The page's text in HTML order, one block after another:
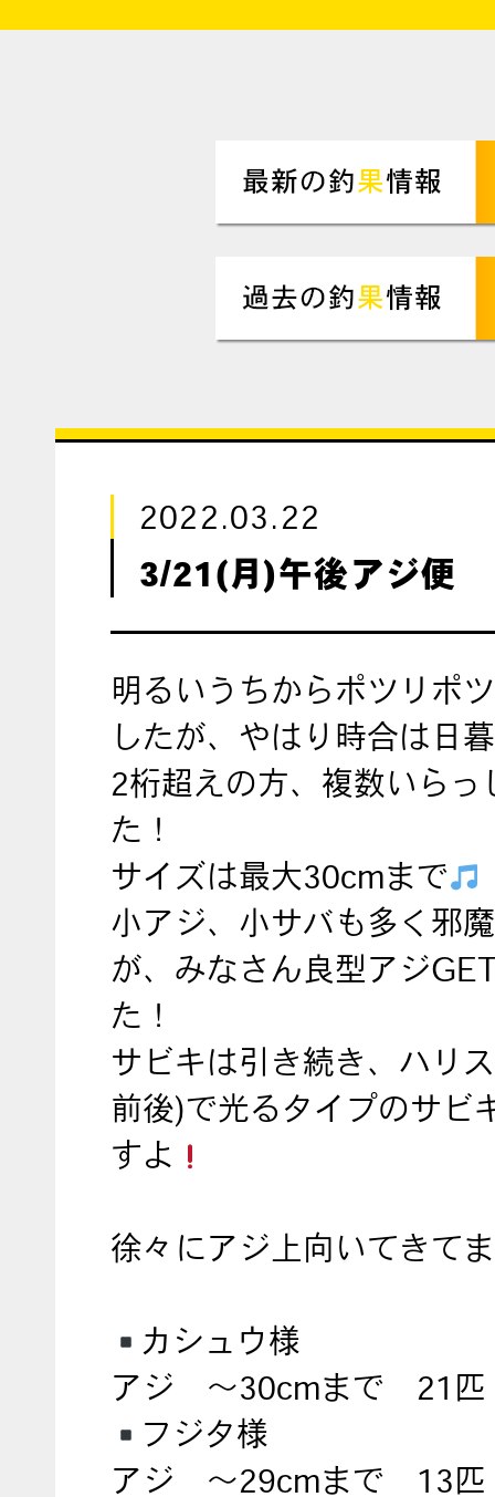
2022.03.22
3/21(月)午後アジ便
明るいうちからポツリポ
したが、やはり時合は日
2桁超えの方、複数いらっ
た！
サイズは最大30cmまで
小アジ、小サバも多く邪
が、みなさん良型アジ
た！
サビキは引き続き、ハリ
前後)で光るタイプのサビ
すよ
徐々にアジ上向いてきて
カシュウ様
アジ ～30cmまで 21匹
フジタ様
アジ ～29cmまで 13匹